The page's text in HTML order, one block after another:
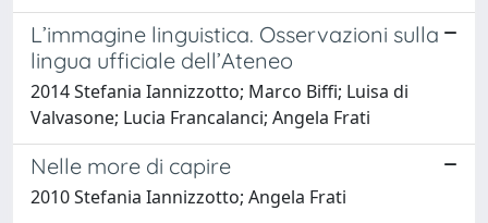
L’immagine linguistica. Osservazioni sulla
lingua ufficiale dell’Ateneo
2014 Stefania Iannizzotto; Marco Biffi; Luisa di
Valvasone; Lucia Francalanci; Angela Frati
Nelle more di capire
2010 Stefania Iannizzotto; Angela Frati